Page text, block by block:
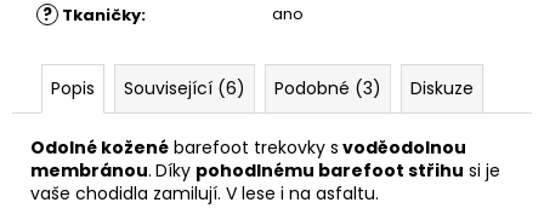
? Tkaničky: ano
Popis Související (6) Podobné (3) Diskuze
Odolné kožené barefoot trekovky s voděodolnou
membránou. Díky pohodlnému barefoot střihu si je
vaše chodidla zamilují. V lese i na asfaltu.
289